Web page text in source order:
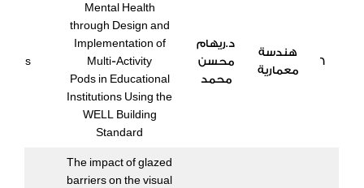
6
هندسة
معمارية
د.ريهام
محسن
محمد
Mental Health
through Design and
Implementation of
Multi-Activity
Pods in Educational
Institutions Using the
WELL Building
Standard
The impact of glazed
barriers on the visual